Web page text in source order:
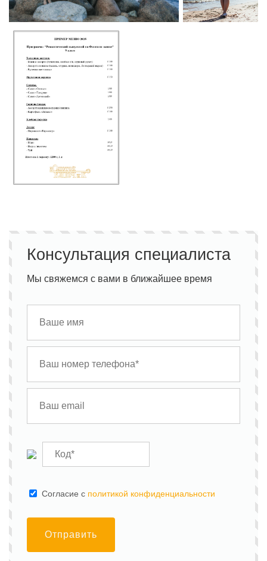
Консультация специалиста
Мы свяжемся с вами в ближайшее время
Cогласие с политикой конфиденциальности
Отправить